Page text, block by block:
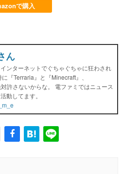
で購入
ん
ンターネットでぐちゃぐちゃに狂わされ
『Terraria』と『Minecraft』、
対許さないからな。 電ファミではニュース
動してます。